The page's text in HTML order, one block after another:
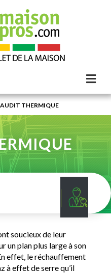
AUDIT THERMIQUE
soucieux de leur
un plan plus large à son
effet, le réchauffement
à effet de serre qu’il